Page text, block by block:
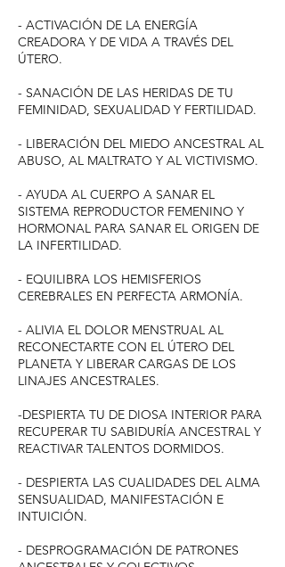
- ACTIVACIÓN DE LA ENERGÍA
CREADORA Y DE VIDA A TRAVÉS DEL
ÚTERO.
- SANACIÓN DE LAS HERIDAS DE TU
FEMINIDAD, SEXUALIDAD Y FERTILIDAD.
- LIBERACIÓN DEL MIEDO ANCESTRAL AL
ABUSO, AL MALTRATO Y AL VICTIVISMO.
- AYUDA AL CUERPO A SANAR EL
SISTEMA REPRODUCTOR FEMENINO Y
HORMONAL PARA SANAR EL ORIGEN DE
LA INFERTILIDAD.
- EQUILIBRA LOS HEMISFERIOS
CEREBRALES EN PERFECTA ARMONÍA.
- ALIVIA EL DOLOR MENSTRUAL AL
RECONECTARTE CON EL ÚTERO DEL
PLANETA Y LIBERAR CARGAS DE LOS
LINAJES ANCESTRALES.
-DESPIERTA TU DE DIOSA INTERIOR PARA
RECUPERAR TU SABIDURÍA ANCESTRAL Y
REACTIVAR TALENTOS DORMIDOS.
- DESPIERTA LAS CUALIDADES DEL ALMA
SENSUALIDAD, MANIFESTACIÓN E
INTUICIÓN. ​
- DESPROGRAMACIÓN DE PATRONES